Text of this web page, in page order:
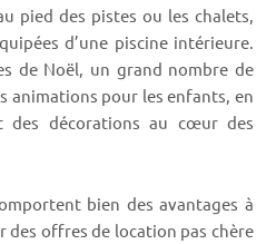
pied des pistes ou les chalets,
d’une piscine intérieure.
de Noël, un grand nombre de
animations pour les enfants, en
des décorations au cœur des
bien des avantages à
des offres de location pas chère